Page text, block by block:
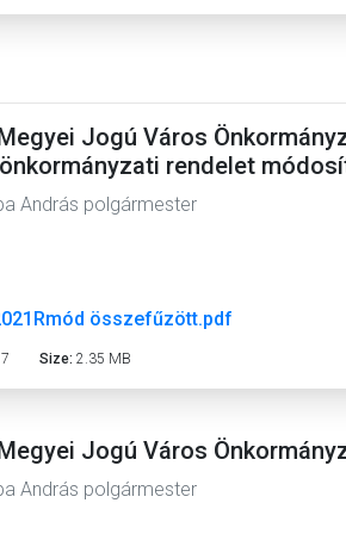
Jogú Város
rendelet
András polgármester
összefűzött.pdf
Size: 2.35 MB
Jogú Város
András polgármester